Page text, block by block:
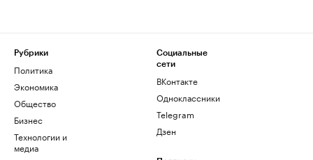
Рубрики
Политика
Экономика
Общество
Бизнес
Технологии и
медиа
Социальные
сети
ВКонтакте
Одноклассники
Telegram
Дзен